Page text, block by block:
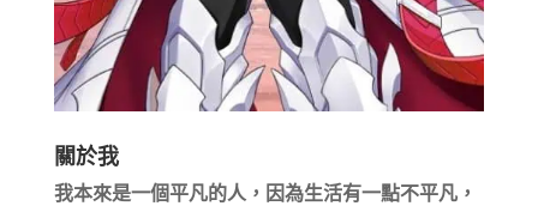
關於我
我本來是一個平凡的人，因為生活有一點不平凡，